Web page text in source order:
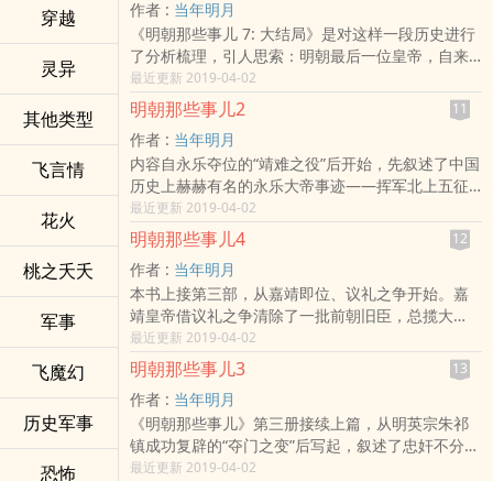
穿越
灵异
其他类型
飞言情
花火
桃之夭夭
军事
飞魔幻
历史军事
恐怖
唐历史舞台中，一面与当朝「女力」牵丝攀藤，一
面又与狄仁杰、薛怀义、高力士等「男力」携手合
作，展开最纠结难料的传奇旅程！
《醉枕江山》第一部描写武则天尚未登基前，小人
物杨帆是如何周旋在众多才女与公主之间，却仍然
保有自己的使命与衷情；只是他锲而不舍的追查凶
手之际，却也一步一步接近权力的最中心，才深深
了解这名中国历史上的第一女皇帝，竟是如此的神
秘、平凡，却也让人恐惧……
他自诩义薄云天，为人四海，是个可以托妻献子的
好朋友，可他所到之处，却是家有佳妇贵女者统统
藏之深闺不敢示人；他自称秉性纯良，与人为善。
可是只为逃避做他的上司，堂堂贵州道布政便打起
“丁忧”的幌子，欢天喜地地辞官归故里了；他自谓忠
臣，光风霁月，可一向勤政的万历皇帝却因他而再
不早朝。
杨凌人称杨砍头，杨帆人称瘟郎中，他却有着更多
的绰号，疯典史、驴推官、夜天子……，每一个绰
号，都代表着他的一个传奇。
作者 : 当年明月
《明朝那些事儿 7: 大结局》是对这样一段历史进行
了分析梳理，引人思索：明朝最后一位皇帝，自来
有许多传说。关于崇祯究竟是一个昏庸无能的皇
帝，还是一个力图奋起的人，一直众说纷纭。不管
怎么说，这是一个残酷的时代，也是一个精彩的时
代。在这一时期，北方的后金势力崛起，经过努尔
哈赤的经营，势力急剧壮大。努尔哈赤死后，皇太
极即位。袁崇焕就在这一时期迈上了历史的舞台。
本文作者告诉我们，袁崇焕这个民族英雄，在历史
上不过是个二流角色。为什么这样评价？因为我们
所了解的历史是远远不够的，在这背后，还隐藏着
许多不为人知的秘密。
最近更新 2019-04-02
明朝那些事儿2 11
作者 : 当年明月
内容自永乐夺位的“靖难之役”后开始，先叙述了中国
历史上赫赫有名的永乐大帝事迹——挥军北上五征
蒙古，郑和七下西洋，修筑《永乐大典》，南下讨
平安南等等，后来永乐于北伐蒙古归来途中病逝，
明朝在经历了比较清明的“仁宣之治”后，开始进入动
荡时期。大宦官王振把持朝政胡作非为，导致二十
万精兵丧于一旦，幸亏著名忠臣于谦在“京城保卫战”
中力挽狂澜，挽救了明帝国，但随即又在两位皇帝
争夺皇位的“夺门之变”后被害身亡。
最近更新 2019-04-02
明朝那些事儿4 12
作者 : 当年明月
本书上接第三部，从嘉靖即位、议礼之争开始。嘉
靖皇帝借议礼之争清除了一批前朝旧臣，总揽大
权。此后他的生活日渐腐化，一心想得道成仙，国
家大事抛诸脑后，奸相严嵩因此得以长期把持大
权。同时大明财政空虚，兵备废弛，东南沿海的倭
寇和北方的蒙古成为明朝的心腹大患。因此本书主
要讲述了朝廷的权力之争和边疆的抗倭斗争。惊心
动魄的故事，娓娓动听的讲述，必将使您欲罢不
能。
最近更新 2019-04-02
明朝那些事儿3 13
作者 : 当年明月
《明朝那些事儿》第三册接续上篇，从明英宗朱祁
镇成功复辟的“夺门之变”后写起，叙述了忠奸不分的
朱祁镇听信谗言，杀害曾救其于危难之际的大功臣
最近更新 2019-04-02